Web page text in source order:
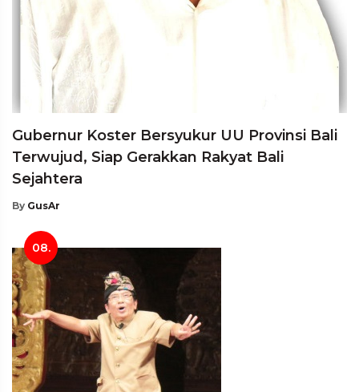
Gubernur Koster Bersyukur UU Provinsi Bali
Terwujud, Siap Gerakkan Rakyat Bali
Sejahtera
By GusAr
08.